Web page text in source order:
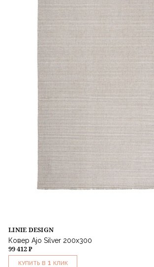
LINIE DESIGN
Ковер Ajo Silver 200x300
99 412 ₽
КУПИТЬ В 1 КЛИК